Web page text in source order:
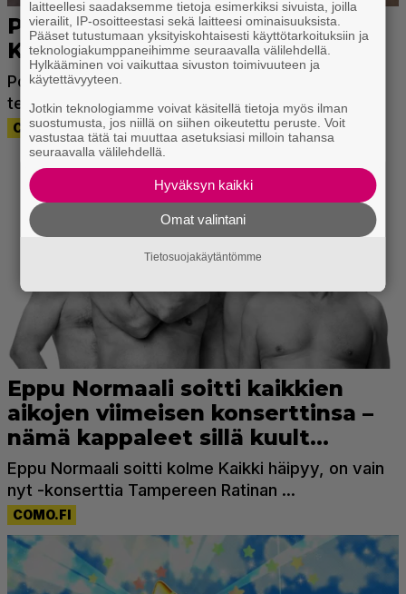
laitteellesi saadaksemme tietoja esimerkiksi sivuista, joilla
vierailit, IP-osoitteestasi sekä laitteesi ominaisuuksista.
Pääset tutustumaan yksityiskohtaisesti käyttötarkoituksiin ja
teknologiakumppaneihimme seuraavalla välilehdellä.
Hylkääminen voi vaikuttaa sivuston toimivuuteen ja
käytettävyyteen.
Jotkin teknologiamme voivat käsitellä tietoja myös ilman
suostumusta, jos niillä on siihen oikeutettu peruste. Voit
vastustaa tätä tai muuttaa asetuksiasi milloin tahansa
seuraavalla välilehdellä.
Hyväksyn kaikki
Omat valintani
Tietosuojakäytäntömme